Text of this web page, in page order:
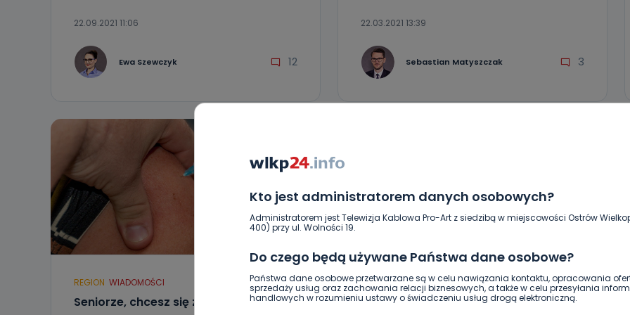
Kto jest administratorem danych osobowych?
Administratorem jest Telewizja Kablowa Pro-Art z siedzibą w miejscowości Ostrów
400) przy ul. Wolności 19.
Do czego będą używane Państwa dane osobowe?
Państwa dane osobowe przetwarzane są w celu nawiązania kontaktu, opracowania
sprzedaży usług oraz zachowania relacji biznesowych, a także w celu przesyłania
handlowych w rozumieniu ustawy o świadczeniu usług drogą elektroniczną.
22.09.2021 11:06
Ewa Szewczyk 12
22.03.2021 13:39
Sebastian Matyszczak 3
REGION WIADOMOŚCI
Seniorze, chcesz się zaszczepić?
REGION WIADOMOŚCI
Mobilny Urzędnik Gminy? Taki